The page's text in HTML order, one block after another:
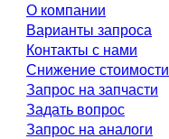
О компании
Варианты запроса
Контакты с нами
Снижение стоимости
Запрос на запчасти
Задать вопрос
Запрос на аналоги